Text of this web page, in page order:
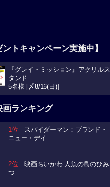
ントキャンペーン実施中】
『グレイ・ミッション』アクリルス
タンド
5名様 [〆8/16(日)]
画ランキング
1位 スパイダーマン：ブランド・
ニュー・デイ
2位 映画ちいかわ 人魚の島のひみ
つ